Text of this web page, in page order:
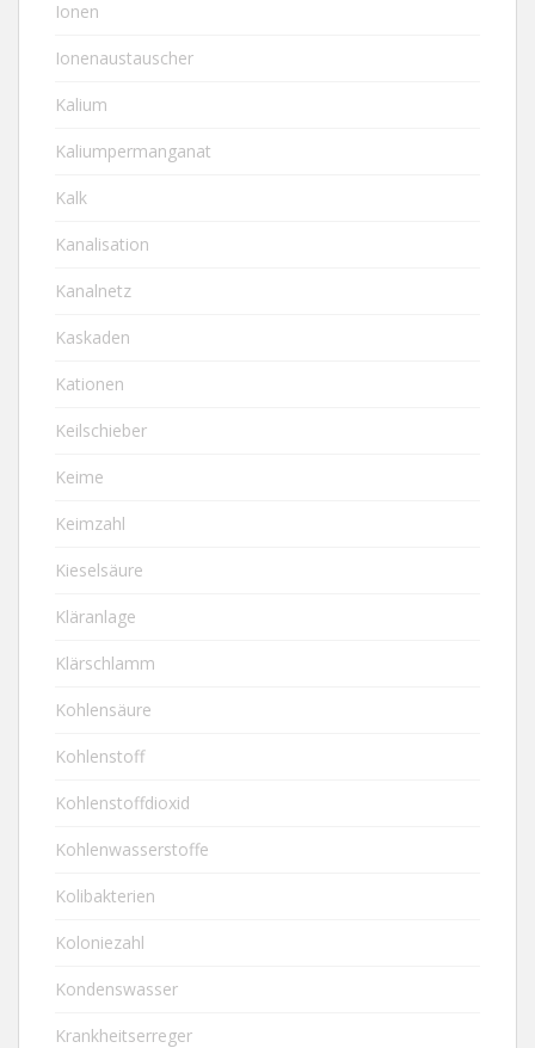
Ionen
Ionenaustauscher
Kalium
Kaliumpermanganat
Kalk
Kanalisation
Kanalnetz
Kaskaden
Kationen
Keilschieber
Keime
Keimzahl
Kieselsäure
Kläranlage
Klärschlamm
Kohlensäure
Kohlenstoff
Kohlenstoffdioxid
Kohlenwasserstoffe
Kolibakterien
Koloniezahl
Kondenswasser
Krankheitserreger